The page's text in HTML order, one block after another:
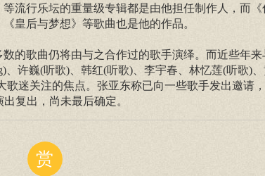
流行乐坛的重量级专辑都是由他担任制作人，而《
皇后与梦想》等歌曲也是他的作品。
的歌曲仍将由与之合作过的歌手演绎。而近些年
许巍(听歌)、韩红(听歌)、李宇春、林忆莲(听歌)
迷关注的焦点。张亚东称已向一些歌手发出邀请
复出，尚未最后确定。
赏